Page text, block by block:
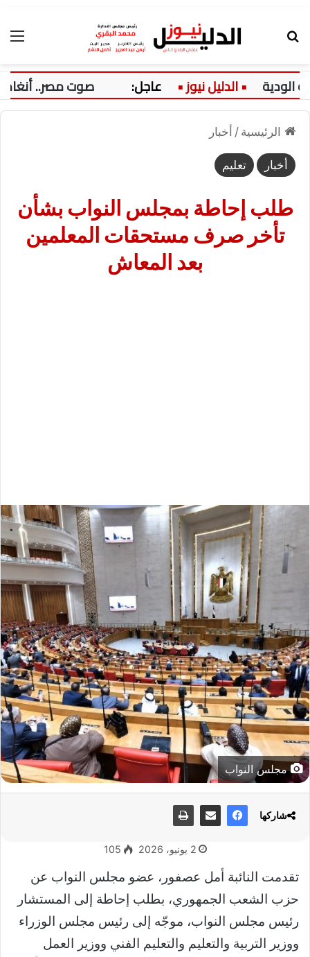
عاجل: صوت مصر.. أنغام
الرئيسية / أخبار
أخبار تعليم
طلب إحاطة بمجلس النواب بشأن
تأخر صرف مستحقات المعلمين
بعد المعاش
مجلس النواب
2 يونيو، 2026 105
تقدمت النائبة أمل عصفور، عضو مجلس النواب عن
حزب الشعب الجمهوري، بطلب إحاطة إلى المستشار
رئيس مجلس النواب، موجّه إلى رئيس مجلس الوزراء
ووزير التربية والتعليم والتعليم الفني ووزير العمل
شاركها